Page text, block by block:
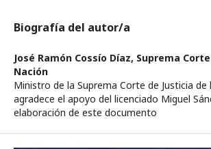
Biografía del autor/a
José Ramón Cossío Díaz, Suprema
Nación
Ministro de la Suprema Corte de Justicia de
agradece el apoyo del licenciado Miguel
elaboración de este documento